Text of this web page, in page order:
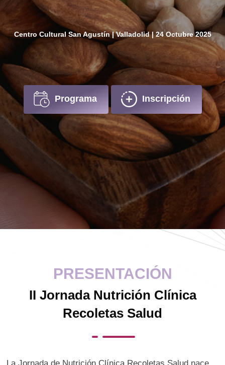
Centro Cultural San Agustín | Valladolid | 24 Octubre 2025
Programa Inscripción
PRESENTACIÓN
II Jornada Nutrición Clínica
Recoletas Salud